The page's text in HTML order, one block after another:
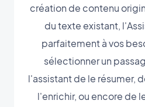
création de contenu
du texte existant,
parfaitement à vos
sélectionner un
l'assistant de le résumer,
l'enrichir, ou encore de